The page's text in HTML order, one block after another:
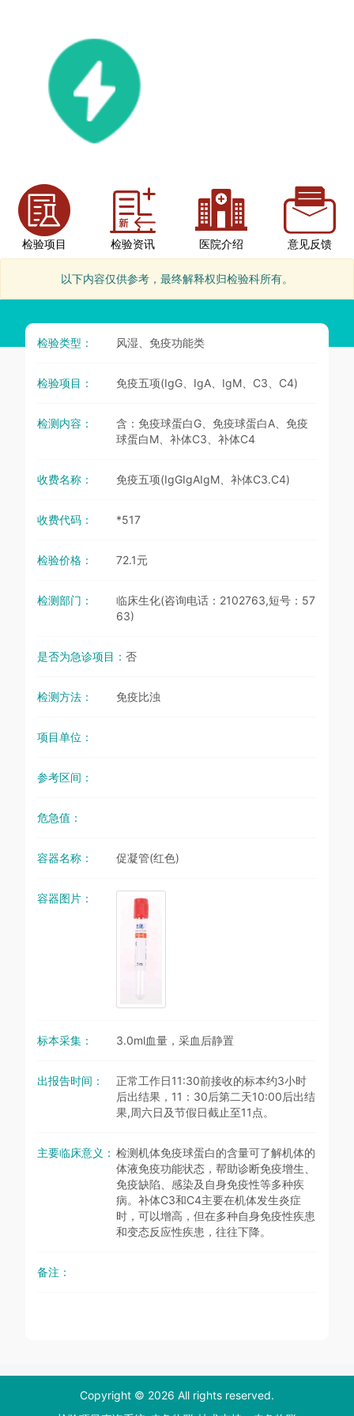
检验项目 检验资讯 医院介绍 意见反馈
以下内容仅供参考，最终解释权归检验科所有。
检验类型： 风湿、免疫功能类
检验项目： 免疫五项(IgG、IgA、IgM、C3、C4)
检测内容：
含：免疫球蛋白G、免疫球蛋白A、免疫
球蛋白M、补体C3、补体C4
收费名称： 免疫五项(IgGIgAIgM、补体C3.C4)
收费代码： *517
检验价格： 72.1元
检测部门：
临床生化(咨询电话：2102763,短号：57
63)
是否为急诊项目： 否
检测方法： 免疫比浊
项目单位：
参考区间：
危急值：
容器名称： 促凝管(红色)
容器图片：
标本采集： 3.0ml血量，采血后静置
出报告时间：
正常工作日11:30前接收的标本约3小时
后出结果，11：30后第二天10:00后出结
果,周六日及节假日截止至11点。
主要临床意义： 检测机体免疫球蛋白的含量可了解机体的
体液免疫功能状态，帮助诊断免疫增生、
免疫缺陷、感染及自身免疫性等多种疾
病。补体C3和C4主要在机体发生炎症
时，可以增高，但在多种自身免疫性疾患
和变态反应性疾患，往往下降。
备注：
Copyright © 2026 All rights reserved.